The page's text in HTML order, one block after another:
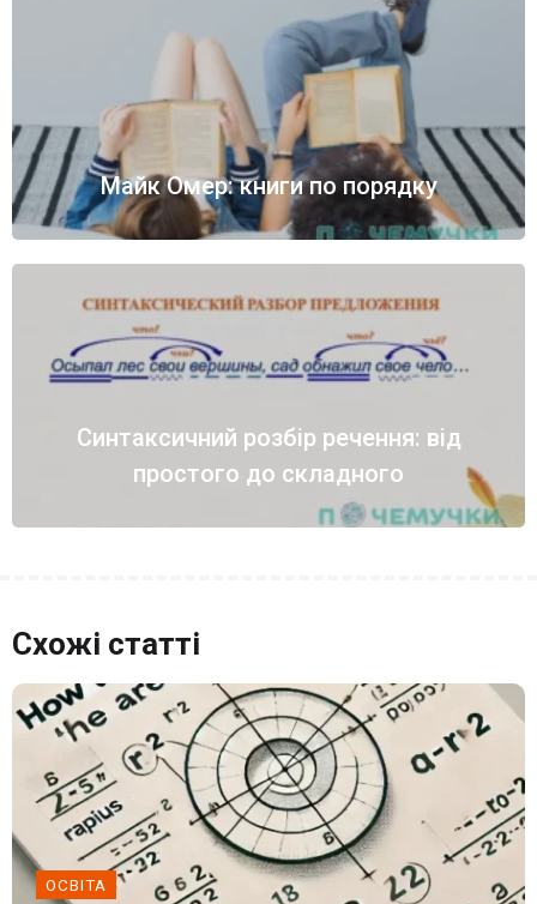
Майк Омер: книги по порядку
Синтаксичний розбір речення: від
простого до складного
Схожі статті
ОСВІТА